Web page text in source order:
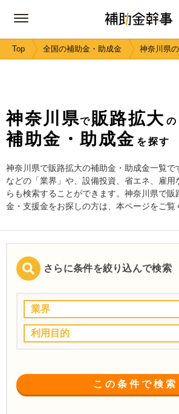
Top 全国の補助金・助成金 神奈川県
神奈川県で販路拡大 の
補助金・助成金 を探す
神奈川県で販路拡大の補助金・助成金一覧で
などの「業界」や、設備投資、省エネ、雇
らも検索することができます。神奈川県で
金・支援金をお探しの方は、本ページをご覧
さらに条件を絞り込んで検索
業界
利用目的
この条件で検索